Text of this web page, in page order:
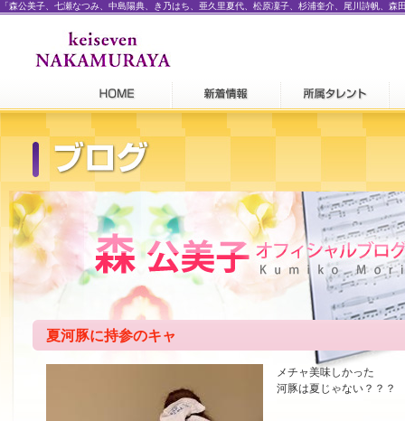
「森公美子、七瀬なつみ、中島陽典、き乃はち、亜久里夏代、松原凜子、杉浦奎介、尾川詩帆、
夏河豚に持参のキャ
メチャ美味しかった
河豚は夏じゃない？？？